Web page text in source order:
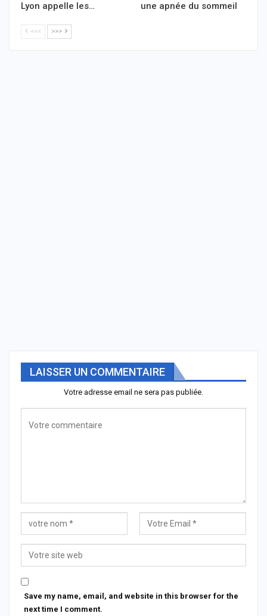
Lyon appelle les… une apnée du sommeil
<<< >>>
LAISSER UN COMMENTAIRE
Votre adresse email ne sera pas publiée.
Save my name, email, and website in this browser for the
next time I comment.